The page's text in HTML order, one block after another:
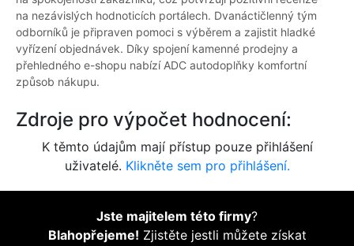
na nezávislých hodnoticích portálech. Dvanáctičlenný tým
odborníků je připraven pomoci s výběrem a zajistit hladké
vyřízení objednávek. Díky spojení kamenné prodejny a
přehledného e-shopu nabízí ADC autodoplňky komfortní
způsob nákupu.
Zdroje pro výpočet hodnocení:
K těmto údajům mají přístup pouze přihlášení
uživatelé. Klikněte sem pro přihlášení.
Jste majitelem této firmy?
Blahopřejeme! Zjistěte jestli můžete získat